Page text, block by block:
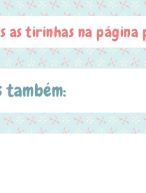
as tirinhas na página
também: